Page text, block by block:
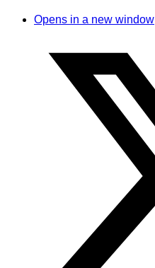
Opens in a new window